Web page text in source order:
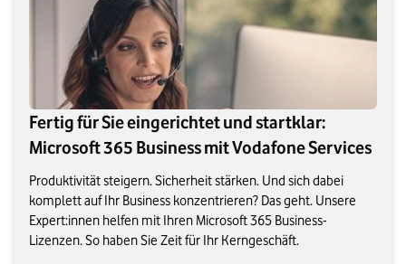
Fertig für Sie eingerichtet und startklar:
Microsoft 365 Business mit Vodafone Services
Produktivität steigern. Sicherheit stärken. Und sich dabei
komplett auf Ihr Business konzentrieren? Das geht. Unsere
Expert:innen helfen mit Ihren Microsoft 365 Business-
Lizenzen. So haben Sie Zeit für Ihr Kerngeschäft.